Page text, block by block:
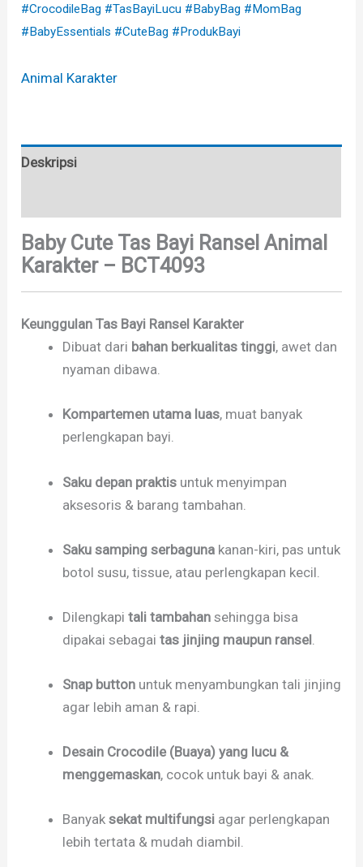
#CrocodileBag #TasBayiLucu #BabyBag #MomBag
#BabyEssentials #CuteBag #ProdukBayi
Animal Karakter
Deskripsi
Baby Cute Tas Bayi Ransel Animal
Karakter – BCT4093
Keunggulan Tas Bayi Ransel Karakter
Dibuat dari bahan berkualitas tinggi, awet dan
nyaman dibawa.
Kompartemen utama luas, muat banyak
perlengkapan bayi.
Saku depan praktis untuk menyimpan
aksesoris & barang tambahan.
Saku samping serbaguna kanan-kiri, pas untuk
botol susu, tissue, atau perlengkapan kecil.
Dilengkapitali tambahan sehingga bisa
dipakai sebagaitas jinjing maupun ransel
Snap button untuk menyambungkan tali jinjing
agar lebih aman & rapi.
Desain Crocodile (Buaya) yang lucu &
menggemaskan, cocok untuk bayi & anak.
Banyaksekat multifungsi agar perlengkapan
lebih tertata & mudah diambil.